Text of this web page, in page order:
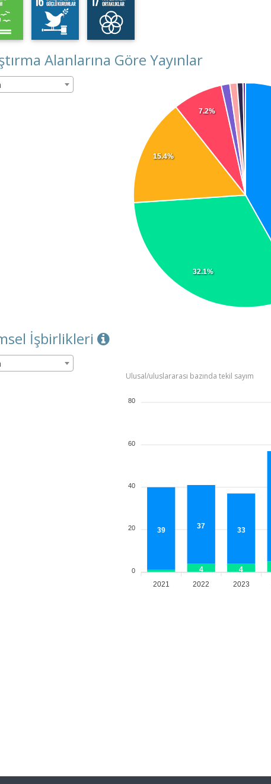
Alanlarına Göre Yayınlar
32.1%
15.4%
7.2%
İşbirlikleri
Ulusal/uluslararası bazında tekil sayım
2021 2022 2023
4 4
39
37
33
80
60
40
20
0